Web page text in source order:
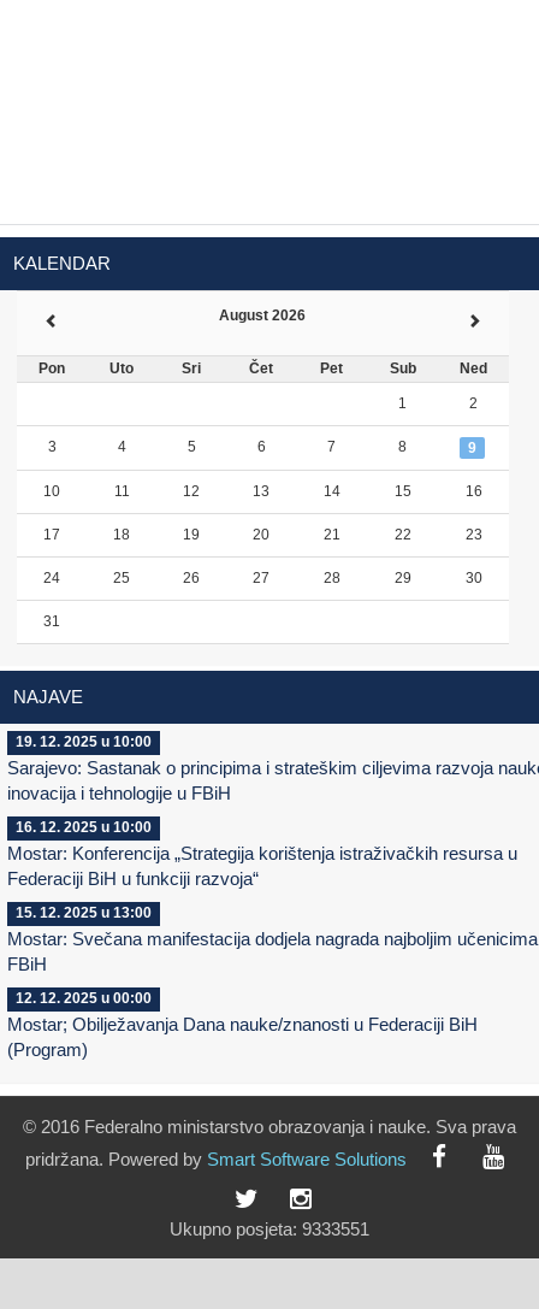
KALENDAR
August 2026
Pon Uto Sri Čet Pet Sub Ned
1 2
3 4 5 6 7 8 9
10 11 12 13 14 15 16
17 18 19 20 21 22 23
24 25 26 27 28 29 30
31
NAJAVE
19. 12. 2025 u 10:00
Sarajevo: Sastanak o principima i strateškim ciljevima razvoja
inovacija i tehnologije u FBiH
16. 12. 2025 u 10:00
Mostar: Konferencija „Strategija korištenja istraživačkih resursa u
Federaciji BiH u funkciji razvoja“
15. 12. 2025 u 13:00
Mostar: Svečana manifestacija dodjela nagrada najboljim
FBiH
12. 12. 2025 u 00:00
Mostar; Obilježavanja Dana nauke/znanosti u Federaciji BiH
(Program)
© 2016 Federalno ministarstvo obrazovanja i nauke. Sva prava
pridržana. Powered by Smart Software Solutions
Ukupno posjeta: 9333551